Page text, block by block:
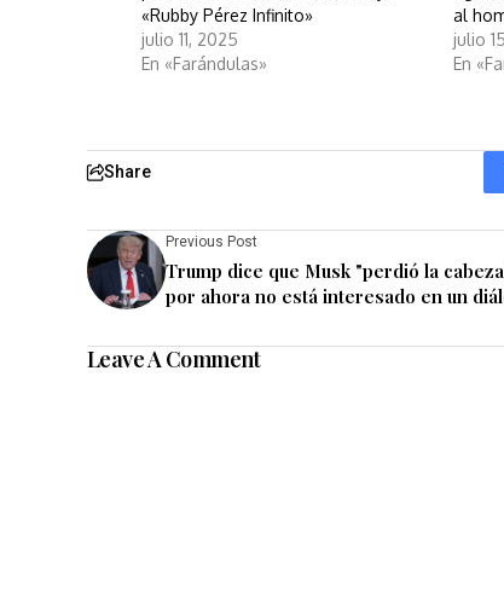
«Rubby Pérez Infinito»
julio 11, 2025
En «Farándulas»
al
julio
En
Share
Previous Post
Trump dice que Musk "perdió la
por ahora no está interesado en un
Leave A Comment